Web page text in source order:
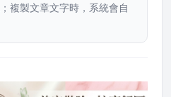
；複製文章文字時，系統會自